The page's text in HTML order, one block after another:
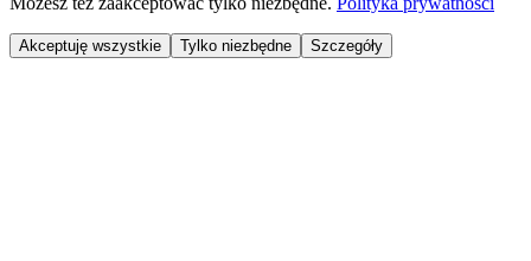
Akceptuję wszystkie Tylko niezbędne Szczegóły